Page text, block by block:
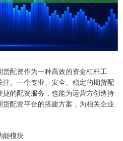
配资作为一种高效的资金杠杆工
。一个专业、安全、稳定的期货配
的配资服务，也能为运营方创造持
配资平台的搭建方案，为相关企业
能模块